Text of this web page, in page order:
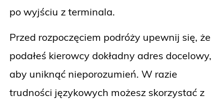
po wyjściu z terminala.
Przed rozpoczęciem podróży upewnij się, że
podałeś kierowcy dokładny adres docelowy,
aby uniknąć nieporozumień. W razie
trudności językowych możesz skorzystać z